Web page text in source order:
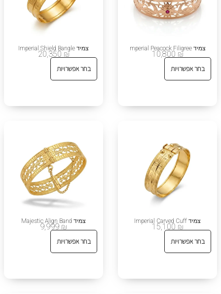
צמיד mperial Peacock Filigree
10,800 ₪
בחר אפשרויות
צמיד Imperial Shield Bangle
20,350 ₪
בחר אפשרויות
צמיד Imperial Carved Cuff
15,100 ₪
בחר אפשרויות
צמיד Majestic Align Band
9,999 ₪
בחר אפשרויות